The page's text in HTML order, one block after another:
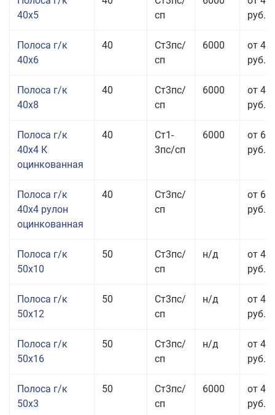
40x5
сп
руб.
Полоса г/к
40x6
40
Ст3пс/
сп
6000
от 43
руб.
Полоса г/к
40x8
40
Ст3пс/
сп
6000
от 43
руб.
Полоса г/к
40x4 К
оцинкованная
40
Ст1-
3пс/сп
6000
от 68
руб.
Полоса г/к
40x4 рулон
оцинкованная
40
Ст3пс/
сп
от 69
руб.
Полоса г/к
50x10
50
Ст3пс/
сп
н/д
от 44
руб.
Полоса г/к
50x12
50
Ст3пс/
сп
н/д
от 43
руб.
Полоса г/к
50x16
50
Ст3пс/
сп
н/д
от 49
руб.
Полоса г/к
50x3
50
Ст3пс/
сп
6000
от 47
руб.